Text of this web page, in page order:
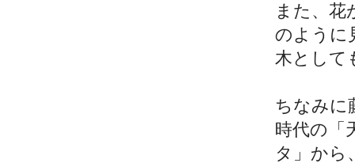
また、花
のように
木として
ちなみに
時代の「
タ」から